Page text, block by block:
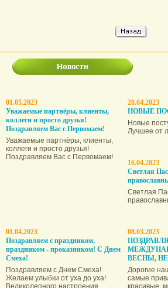
01.05.2023
Уважаемые партнёры, клиенты,
коллеги и просто друзья!
Поздравляем Вас с Первомаем!
Уважаемые партнёры, клиенты,
коллеги и просто друзья!
Поздравляем Вас с Первомаем!
28.04.2023
НОВЫЕ
Новые
Лучшее от
16.04.2023
Светлая
Светлая
01.04.2023
Поздравляем с праздником,
праздником - проказником! С Днем
Смеха!
Поздравляем с Днем Смеха!
Желаем улыбки от уха до уха!
Великолепного настроения,
08.03.2023
ВЕСНЫ,
Дорогие
самые
красивые,